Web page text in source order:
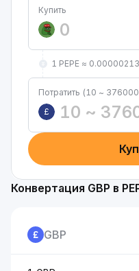
Купить
1 PEPE ≈
Потратить (10 ~
£
Конвертация GBP в
GBP